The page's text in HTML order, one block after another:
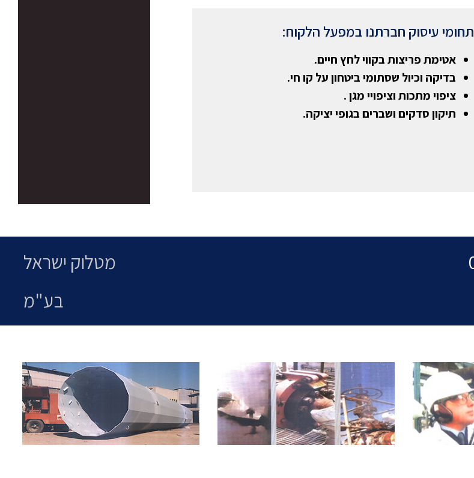
תחומי עיסוק חברתנו במפעל הלקוח:
אטימת פריצות בקווי לחץ חיים.
בדיקה וכיול שסתומי ביטחון על קו חי.
ציפוי מתכות וציפויי מגן .
תיקון סדקים ושברים בגופי יציקה.
מטלוק ישראל
בע"מ